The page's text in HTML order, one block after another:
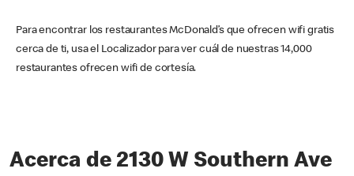
Para encontrar los restaurantes McDonald’s que ofrecen wifi gratis
cerca de ti, usa el Localizador para ver cuál de nuestras 14,000
restaurantes ofrecen wifi de cortesía.
Acerca de 2130 W Southern Ave